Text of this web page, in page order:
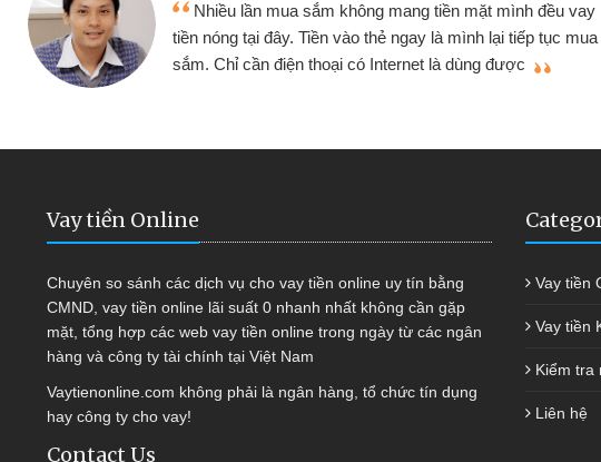
tiền mặt mình đều vay
ngay là mình lại tiếp tục mua
là dùng được
Tôi kinh doanh buôn bán
hàng, nhờ biết đến website
quyết được công việc của
Vay tiền Online
Chuyên so sánh các dịch vụ cho vay tiền online uy tín bằng
CMND, vay tiền online lãi suất 0 nhanh nhất không cần gặp
mặt, tổng hợp các web vay tiền online trong ngày từ các ngân
hàng và công ty tài chính tại Việt Nam
Vaytienonline.com không phải là ngân hàng, tổ chức tín dụng
hay công ty cho vay!
Contact Us
Vay tiền
Vay tiền
Kiểm tra
Liên hệ